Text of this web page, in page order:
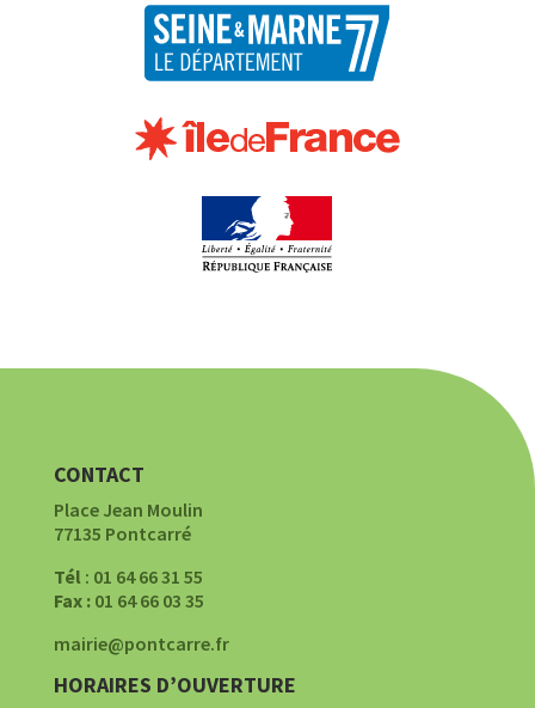
CONTACT
Place Jean Moulin
77135 Pontcarré
Tél: 01 64 66 31 55
Fax :01 64 66 03 35
mairie@pontcarre.fr
HORAIRES D’OUVERTURE